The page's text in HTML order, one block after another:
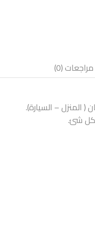
مراجعات (0)
المنزل – السيارة).
كل شئ.